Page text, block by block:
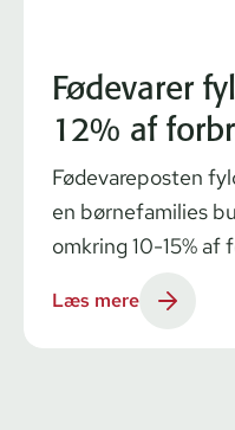
Fødevarer
12% af
Fødevareposten
en børnefamilies
omkring 10-15% af
Læs mere